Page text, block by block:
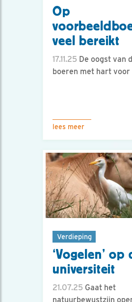
Op
veel bereikt
17.11.25 De oogst van
boeren met hart voor
lees meer
Verdieping
‘Vogelen’ op
universiteit
21.07.25 Gaat het
natuurbewustzijn